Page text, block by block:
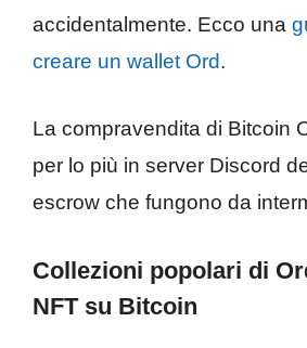
accidentalmente. Ecco una
creare un wallet Ord.
La compravendita di Bitcoin
per lo più in server Discord
escrow che fungono da
Collezioni popolari di
NFT su Bitcoin